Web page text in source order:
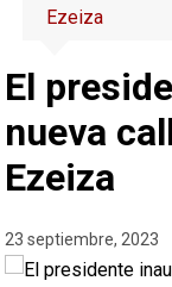
Ezeiza
El
nueva
Ezeiza
23 septiembre, 2023